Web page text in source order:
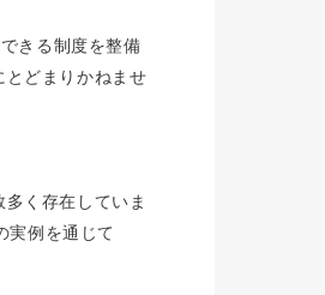
きる制度を整備
どまりかねませ
く存在していま
実例を通じて